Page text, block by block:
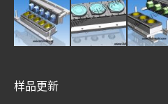
样品更新